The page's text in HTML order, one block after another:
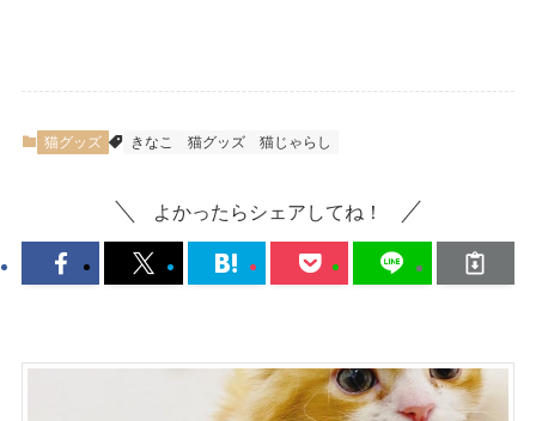
猫グッズ きなこ 猫グッズ 猫じゃらし
よかったらシェアしてね！